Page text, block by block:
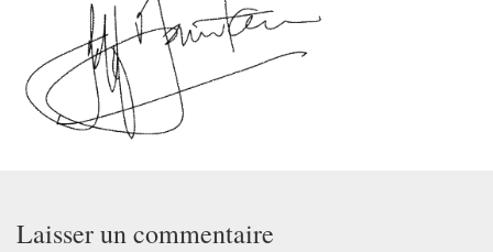
Laisser un commentaire